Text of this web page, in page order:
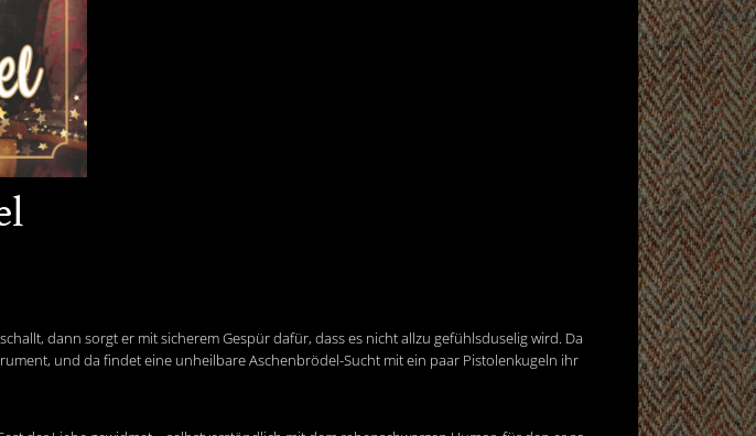
dann sorgt er mit sicherem Gespür dafür, dass es nicht allzu gefühlsduselig wird. Da
und da findet eine unheilbare Aschenbrödel-Sucht mit ein paar Pistolenkugeln ihr